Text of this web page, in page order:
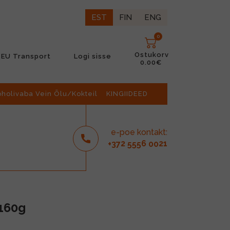
EST FIN ENG
EU Transport Logi sisse
0
Ostukorv
0.00€
Vein Õlu/Kokteil KINGIIDEED
e-poe kontakt:
+372 5556 0021